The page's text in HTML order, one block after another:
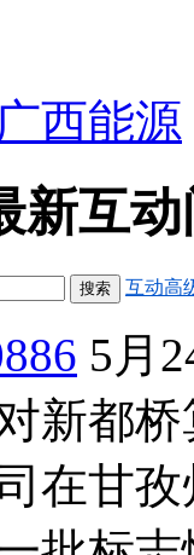
广西能源
互动
互动高
5月
新都
在甘